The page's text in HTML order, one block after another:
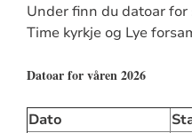
Under finn du datoar
Time kyrkje og Lye
Datoar for våren 2026
Dato